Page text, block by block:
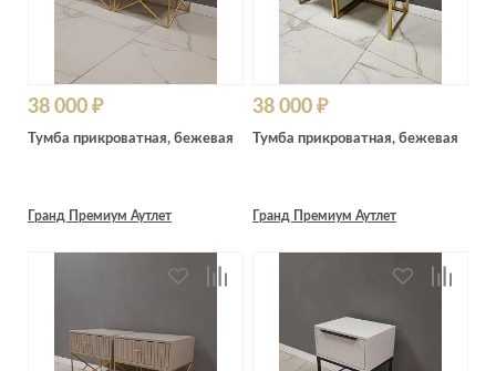
38 000 ₽
Тумба прикроватная, бежевая
Гранд Премиум Аутлет
38 000 ₽
Тумба прикроватная, бежевая
Гранд Премиум Аутлет